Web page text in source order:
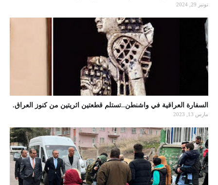
نونبر 29, 2024
السفارة العراقية في واشنطن..تستلم قطعتين اثريتين من كنوز العراق.
مارس 13, 2023